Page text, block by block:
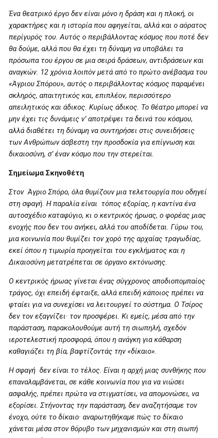
Ένα θεατρικό έργο δεν είναι μόνο η δράση και η πλοκή, οι
χαρακτήρες και η ιστορία που αφηγείται, αλλά και ο αόρατος
περίγυρός του. Αυτός ο περιβάλλοντας κόσμος που ποτέ δεν
θα δούμε, αλλά που θα έχει τη δύναμη να υποβάλει τα
πρόσωπα του έργου σε μια σειρά δράσεων, αντιδράσεων και
αναγκών. 12 χρόνια λοιπόν μετά από το πρώτο ανέβασμα του
«Άγριου Σπόρου», αυτός ο περιβάλλοντας κόσμος παραμένει
σκληρός, απαιτητικός και, επιπλέον, περισσότερο
απειλητικός και άδικος. Κυρίως άδικος. Το θέατρο μπορεί να
μην έχει τις δυνάμεις ν’ αποτρέψει τα δεινά του κόσμου,
αλλά διαθέτει τη δύναμη να συντηρήσει στις συνειδήσεις
των Ανθρώπων άσβεστη την προσδοκία για επίγνωση και
δικαιοσύνη, σ’ έναν κόσμο που την στερείται.
Σημείωμα Σκηνοθέτη
Στον Άγριο Σπόρο, όλα θυμίζουν μια τελετουργία που οδηγεί
στη σφαγή. Η παραλία είναι τόπος εξορίας, η καντίνα ένα
αυτοσχέδιο καταφύγιο, κι ο κεντρικός ήρωας, ο φορέας μιας
ενοχής που δεν του ανήκει, αλλά του αποδίδεται. Γύρω του,
μια κοινωνία που θυμίζει τον χορό της αρχαίας τραγωδίας,
εκεί όπου η τιμωρία προηγείται του εγκλήματος και η
Δικαιοσύνη μετατρέπεται σε όργανο εκτόνωσης.
Ο κεντρικός ήρωας γίνεται ένας σύγχρονος αποδιοπομπαίος
τράγος, όχι επειδή έφταιξε, αλλά επειδή κάποιος πρέπει να
φταίει για να συνεχίσει να λειτουργεί το σύστημα. Ο Τσίρος
δεν τον εξαγνίζει· τον προσφέρει. Κι εμείς, μέσα από την
παράσταση, παρακολουθούμε αυτή τη σιωπηλή, σχεδόν
ιεροτελεστική προσφορά, όπου η ανάγκη για κάθαρση
καθαγιάζει τη βία, βαφτίζοντάς την «δίκαιο».
Η σφαγή δεν είναι το τέλος. Είναι η αρχή μιας συνθήκης που
επαναλαμβάνεται, σε κάθε κοινωνία που για να νιώσει
ασφαλής, πρέπει πρώτα να στιγματίσει, να απομονώσει, να
εξορίσει. Στήνοντας την παράσταση, δεν αναζητήσαμε τον
ένοχο, ούτε το δίκαιο· αναρωτηθήκαμε πώς το δίκαιο
χάνεται μέσα στον θόρυβο των μηχανισμών και στη σιωπή